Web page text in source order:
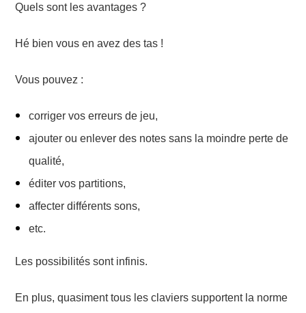
Quels sont les avantages ?
Hé bien vous en avez des tas !
Vous pouvez :
corriger vos erreurs de jeu,
ajouter ou enlever des notes sans la moindre perte de
qualité,
éditer vos partitions,
affecter différents sons,
etc.
Les possibilitéssont infinis.
En plus, quasiment tous les claviers supportent la norme